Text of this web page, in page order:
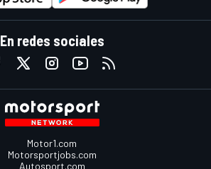
En redes sociales
Motor1.com
Motorsportjobs.com
Autosport.com